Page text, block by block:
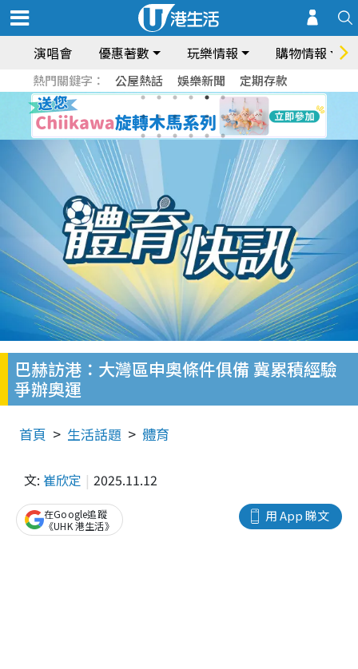
演唱會 優惠著數 玩樂情報 購物情報
熱門關鍵字： 公屋熱話 娛樂新聞 定期存款
巴赫訪港：大灣區申奧條件俱備 冀累積經驗
爭辦奧運
首頁 生活話題 體育
文: 崔欣定 2025.11.12
用 App 睇文
在Google追蹤
《UHK 港生活》